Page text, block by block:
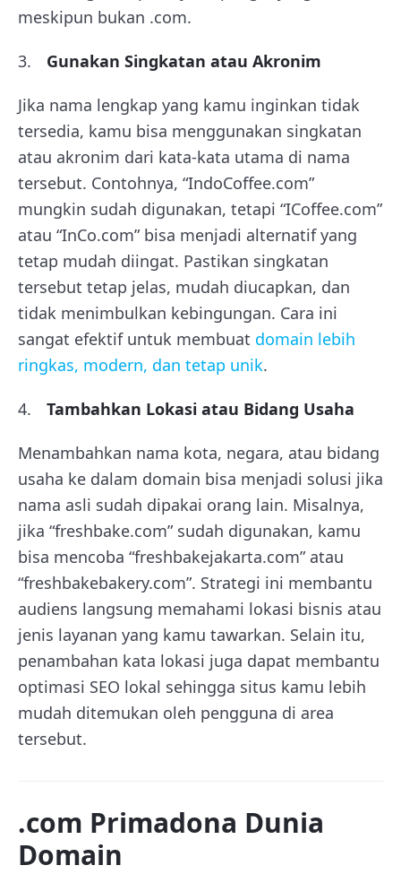
meskipun bukan .com.
Gunakan Singkatan atau Akronim
Jika nama lengkap yang kamu inginkan tidak
tersedia, kamu bisa menggunakan singkatan
atau akronim dari kata-kata utama di nama
tersebut. Contohnya, “IndoCoffee.com”
mungkin sudah digunakan, tetapi “ICoffee.com”
atau “InCo.com” bisa menjadi alternatif yang
tetap mudah diingat. Pastikan singkatan
tersebut tetap jelas, mudah diucapkan, dan
tidak menimbulkan kebingungan. Cara ini
sangat efektif untuk membuat domain lebih
ringkas, modern, dan tetap unik.
Tambahkan Lokasi atau Bidang Usaha
Menambahkan nama kota, negara, atau bidang
usaha ke dalam domain bisa menjadi solusi jika
nama asli sudah dipakai orang lain. Misalnya,
jika “freshbake.com” sudah digunakan, kamu
bisa mencoba “freshbakejakarta.com” atau
“freshbakebakery.com”. Strategi ini membantu
audiens langsung memahami lokasi bisnis atau
jenis layanan yang kamu tawarkan. Selain itu,
penambahan kata lokasi juga dapat membantu
optimasi SEO lokal sehingga situs kamu lebih
mudah ditemukan oleh pengguna di area
tersebut.
.com Primadona Dunia
Domain